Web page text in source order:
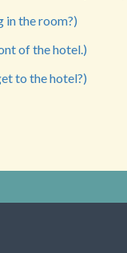
in the room?)
of the hotel.)
to the hotel?)